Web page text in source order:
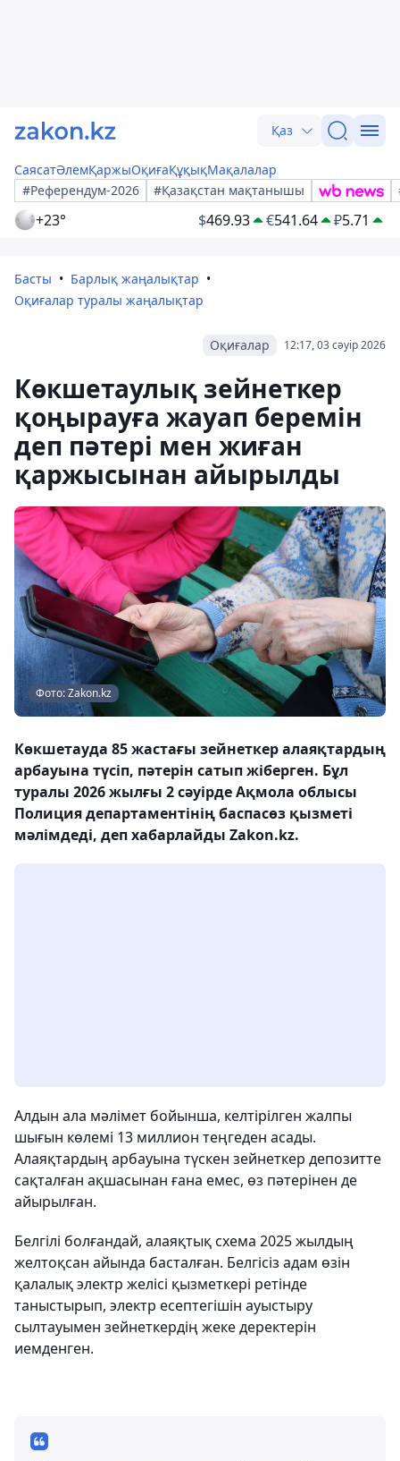
Қаз
СаясатӘлемҚаржыОқиғаҚұқықМақалалар
#Референдум-2026
#Қазақстан мақтанышы
+23° $469.93 €541.64 ₽5.71
Басты
Барлық жаңалықтар
Оқиғалар туралы жаңалықтар
12:17, 03 сәуір 2026
Оқиғалар
Көкшетаулық зейнеткер
қоңырауға жауап беремін
деп пәтері мен жиған
қаржысынан айырылды
Фото: Zakon.kz
Көкшетауда 85 жастағы зейнеткер алаяқтардың
арбауына түсіп, пәтерін сатып жіберген. Бұл
туралы 2026 жылғы 2 сәуірде Ақмола облысы
Полиция департаментінің баспасөз қызметі
мәлімдеді, деп хабарлайды Zakon.kz.
Алдын ала мәлімет бойынша, келтірілген жалпы
шығын көлемі 13 миллион теңгеден асады.
Алаяқтардың арбауына түскен зейнеткер депозитте
сақталған ақшасынан ғана емес, өз пәтерінен де
айырылған.
Белгілі болғандай, алаяқтық схема 2025 жылдың
желтоқсан айында басталған. Белгісіз адам өзін
қалалық электр желісі қызметкері ретінде
таныстырып, электр есептегішін ауыстыру
сылтауымен зейнеткердің жеке деректерін
иемденген.